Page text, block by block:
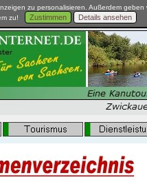
zu personalisieren. Außerdem
zu!
Zustimmen Details ansehen